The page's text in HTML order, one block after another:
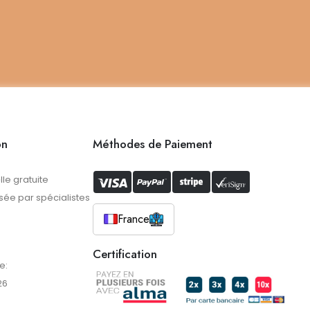
gratuite
par spécialistes
Méthodes de Paiement
France
Certification